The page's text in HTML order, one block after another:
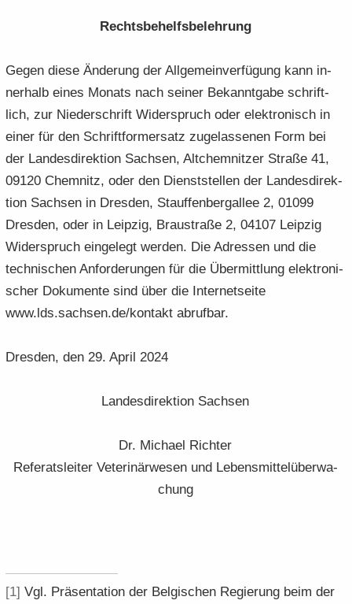
Rechts­be­helfs­be­leh­rung
Gegen diese Än­de­rung der All­ge­mein­ver­fü­gung kann in­
ner­halb eines Mo­nats nach sei­ner Be­kannt­ga­be schrift­
lich, zur Nie­der­schrift Wi­der­spruch oder elek­tro­nisch in
einer für den Schrift­for­m­er­satz zu­ge­las­se­nen Form bei
der Lan­des­di­rek­ti­on Sach­sen, Alt­chem­nit­zer Stra­ße 41,
09120 Chem­nitz, oder den Dienst­stel­len der Lan­des­di­rek­
ti­on Sach­sen in Dres­den, Stauf­fen­berg­al­lee 2, 01099
Dres­den, oder in Leip­zig, Brau­stra­ße 2, 04107 Leip­zig
Wi­der­spruch ein­ge­legt wer­den. Die Adres­sen und die
tech­ni­schen An­for­de­run­gen für die Über­mitt­lung elek­tro­ni­
scher Do­ku­men­te sind über die In­ter­net­sei­te
www.lds.sach­sen.de/kon­takt ab­ruf­bar.
Dres­den, den 29. April 2024
Lan­des­di­rek­ti­on Sach­sen
Dr. Mi­cha­el Rich­ter
Re­fe­rats­lei­ter Ve­te­ri­när­we­sen und Le­bens­mit­tel­über­wa­
chung
[1] Vgl. Prä­sen­ta­ti­on der Bel­gi­schen Re­gie­rung beim der